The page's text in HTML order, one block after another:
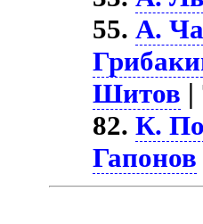
55.А.
Шитов |
82.К.
Гапонов